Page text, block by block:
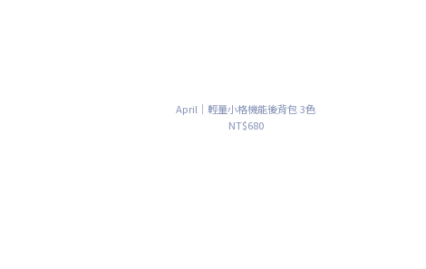
April｜輕量小格機能後背包 3色
NT$680